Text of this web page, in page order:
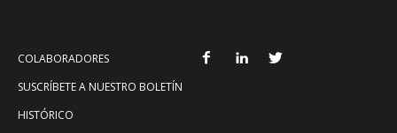
COLABORADORES
SUSCRÍBETE A NUESTRO BOLETÍN
HISTÓRICO